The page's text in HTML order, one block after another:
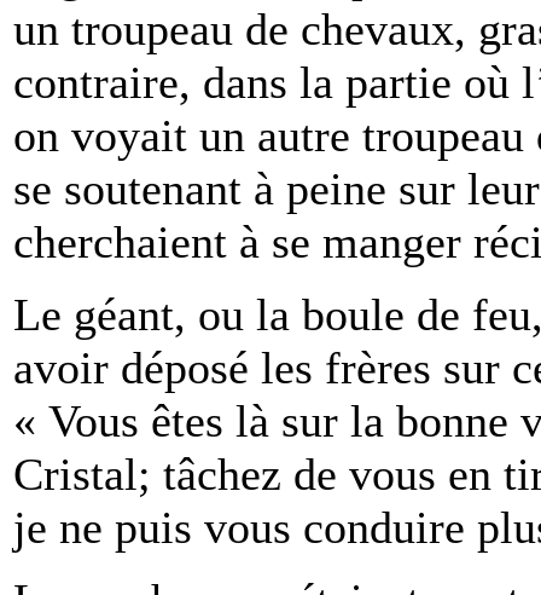
un troupeau de chevaux,
contraire, dans la partie où
on voyait un autre troupeau
se soutenant à peine sur
cherchaient à se manger
Le géant, ou la boule de
avoir déposé les frères
« Vous êtes là sur la bonne
Cristal; tâchez de vous en
je ne puis vous conduire